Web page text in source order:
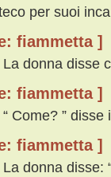
per suoi
fiammetta ]
La donna disse
fiammetta ]
“ Come? ”
fiammetta ]
La donna disse: